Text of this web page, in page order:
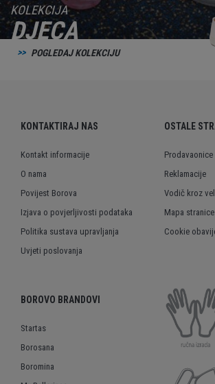
KOLEKCIJA
DJECA
POGLEDAJ KOLEKCIJU
KONTAKTIRAJ NAS
Kontakt informacije
O nama
Povijest Borova
Izjava o povjerljivosti podataka
Politika sustava upravljanja
Uvjeti poslovanja
OSTALE
Prodavaonice
Reklamacije
Vodič kroz
Mapa stranice
Cookie
BOROVO BRANDOVI
Startas
Borosana
Boromina